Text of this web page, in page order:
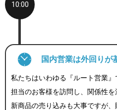
10:00
国内営業は外回りが
私たちはいわゆる『ルート営業』
担当のお客様を訪問し、関係性を
新商品の売り込みも大事ですが